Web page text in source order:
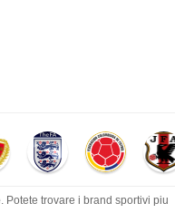
. Potete trovare i brand sportivi piu